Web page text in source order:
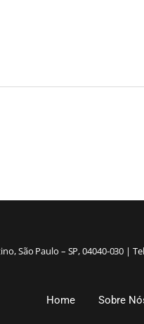
São Paulo – SP, 04040-030 |
Home Sobre